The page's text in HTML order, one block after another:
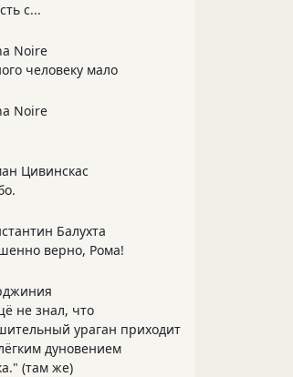
с...
Noire
человеку мало
Noire
Цивинскас
Балухта
верно, Рома!
не знал, что
ураган приходит
дуновением
(там же)